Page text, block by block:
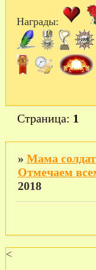
Награды:
Страница: 1
» Мама
Отмечаем
2018
<